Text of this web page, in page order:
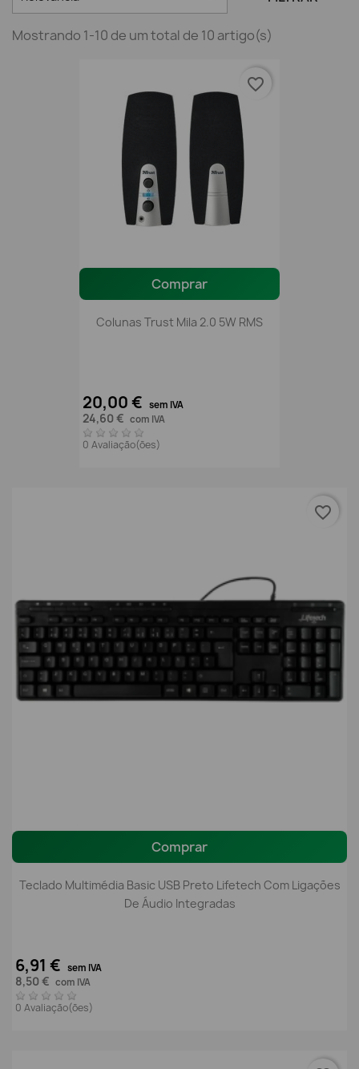
Mostrando 1-10 de um total de 10 artigo(s)
Comprar
Colunas Trust Mila 2.0 5W RMS
20,00 € sem IVA
24,60 € com IVA
0 Avaliação(ões)
favorite_border
Comprar
Teclado Multimédia Basic USB Preto Lifetech Com Ligações
De Áudio Integradas
6,91 € sem IVA
8,50 € com IVA
0 Avaliação(ões)
favorite_border